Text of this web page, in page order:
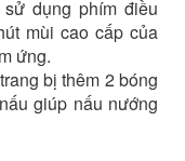
dụng phím điều
mùi cao cấp của
ứng.
bị thêm 2 bóng
giúp nấu nướng